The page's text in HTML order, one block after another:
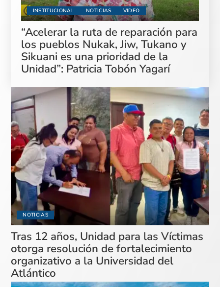
INSTITUCIONAL NOTICIAS VIDEO
“Acelerar la ruta de reparación para
los pueblos Nukak, Jiw, Tukano y
Sikuani es una prioridad de la
Unidad”: Patricia Tobón Yagarí
NOTICIAS
Tras 12 años, Unidad para las Víctimas
otorga resolución de fortalecimiento
organizativo a la Universidad del
Atlántico